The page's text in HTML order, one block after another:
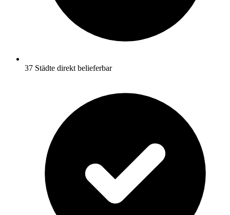
37 Städte direkt belieferbar